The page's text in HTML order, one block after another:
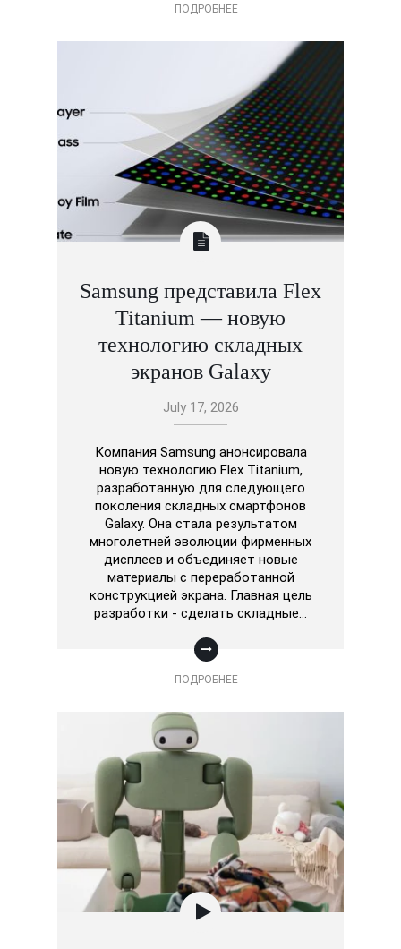
ПОДРОБНЕЕ
Samsung представила Flex
Titanium — новую
технологию складных
экранов Galaxy
July 17, 2026
Компания Samsung анонсировала
новую технологию Flex Titanium,
разработанную для следующего
поколения складных смартфонов
Galaxy. Она стала результатом
многолетней эволюции фирменных
дисплеев и объединяет новые
материалы с переработанной
конструкцией экрана. Главная цель
разработки - сделать складные…
ПОДРОБНЕЕ